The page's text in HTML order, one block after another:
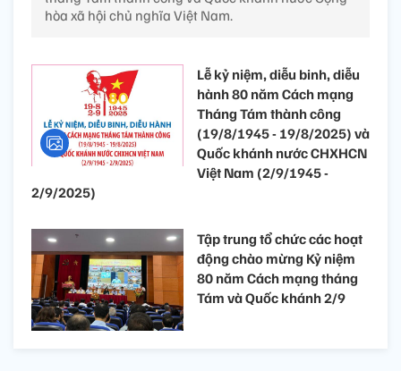
hòa xã hội chủ nghĩa Việt Nam.
Lễ kỷ niệm, diễu binh, diễu
hành 80 năm Cách mạng
Tháng Tám thành công
(19/8/1945 - 19/8/2025) và
Quốc khánh nước CHXHCN
Việt Nam (2/9/1945 -
2/9/2025)
Tập trung tổ chức các hoạt
động chào mừng Kỷ niệm
80 năm Cách mạng tháng
Tám và Quốc khánh 2/9